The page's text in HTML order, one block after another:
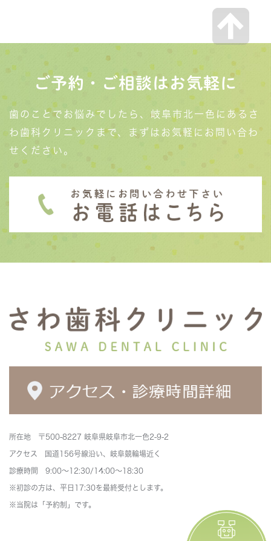
ご予約・ご相談はお気軽に
歯のことでお悩みでしたら、岐阜市北一色にあるさ
わ歯科クリニックまで、まずはお気軽にお問い合わ
せください。
所在地 〒500-8227 岐阜県岐阜市北一色2-9-2
アクセス 国道156号線沿い、岐阜競輪場近く
診療時間 9:00～12:30/14:00～18:30
※初診の方は、平日17:30を最終受付とします。
※当院は「予約制」です。